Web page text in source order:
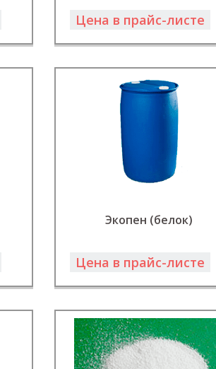
Цена в прайс-листе
Экопен (белок)
Цена в прайс-листе